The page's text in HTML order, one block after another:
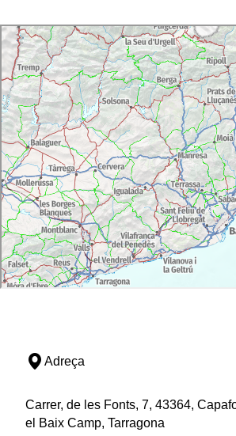
Adreça
Carrer, de les Fonts, 7, 43364,
el Baix Camp, Tarragona